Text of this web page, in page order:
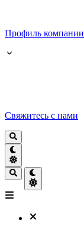
Профиль компании
Свяжитесь с нами